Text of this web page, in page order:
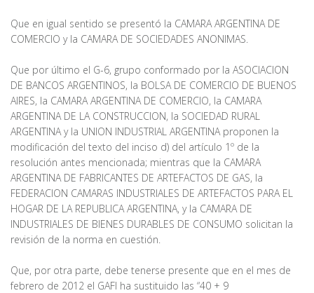
Que en igual sentido se presentó la CAMARA ARGENTINA DE
COMERCIO y la CAMARA DE SOCIEDADES ANONIMAS.
Que por último el G-6, grupo conformado por la ASOCIACION
DE BANCOS ARGENTINOS, la BOLSA DE COMERCIO DE BUENOS
AIRES, la CAMARA ARGENTINA DE COMERCIO, la CAMARA
ARGENTINA DE LA CONSTRUCCION, la SOCIEDAD RURAL
ARGENTINA y la UNION INDUSTRIAL ARGENTINA proponen la
modificación del texto del inciso d) del artículo 1º de la
resolución antes mencionada; mientras que la CAMARA
ARGENTINA DE FABRICANTES DE ARTEFACTOS DE GAS, la
FEDERACION CAMARAS INDUSTRIALES DE ARTEFACTOS PARA EL
HOGAR DE LA REPUBLICA ARGENTINA, y la CAMARA DE
INDUSTRIALES DE BIENES DURABLES DE CONSUMO solicitan la
revisión de la norma en cuestión.
Que, por otra parte, debe tenerse presente que en el mes de
febrero de 2012 el GAFI ha sustituido las “40 + 9